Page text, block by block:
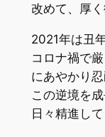
改めて、厚く
2021年は丑
コロナ禍で
にあやかり
この逆境を
日々精進して